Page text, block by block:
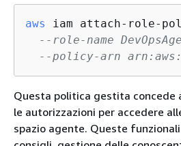
aws
iam attach-role-
--role-name
--policy-arn
Questa politica gestita concede
le autorizzazioni per accedere
spazio agente. Queste